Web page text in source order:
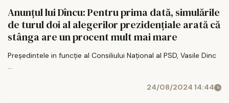
Anunțul lui Dîncu: Pentru prima dată, simulările
de turul doi al alegerilor prezidenţiale arată că
stânga are un procent mult mai mare
Preşedintele in funcţie al Consiliului Naţional al PSD, Vasile Dinc
...
24/08/2024 14:44